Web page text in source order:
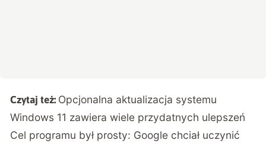
Czytaj też: Opcjonalna aktualizacja systemu
Windows 11 zawiera wiele przydatnych ulepszeń
Cel programu był prosty: Google chciał uczynić